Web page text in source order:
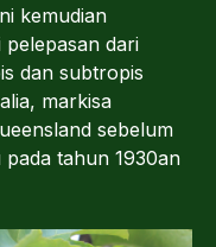
kemudian
pelepasan dari
dan subtropis
markisa
sebelum
tahun 1930an